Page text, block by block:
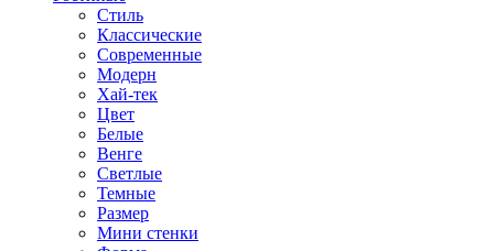
Стиль
Классические
Современные
Модерн
Хай-тек
Цвет
Белые
Венге
Светлые
Темные
Размер
Мини стенки